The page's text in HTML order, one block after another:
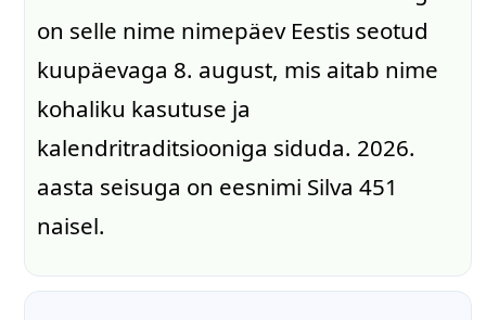
on selle nime nimepäev Eestis seotud
kuupäevaga 8. august, mis aitab nime
kohaliku kasutuse ja
kalendritraditsiooniga siduda. 2026.
aasta seisuga on eesnimi Silva 451
naisel.